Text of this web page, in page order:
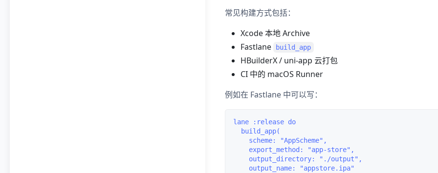
常见构建方式包括：
Xcode 本地 Archive
Fastlane
build_app
HBuilderX / uni-app 云打包
CI 中的 macOS Runner
例如在 Fastlane 中可以写：
lane :release do
  build_app(
    scheme: "AppScheme",
    export_method: "app-store",
    output_directory: "./output",
    output_name: "appstore.ipa"